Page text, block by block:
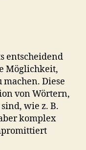
entscheidend
Möglichkeit,
Diese
von Wörtern,
wie z. B.
komplex